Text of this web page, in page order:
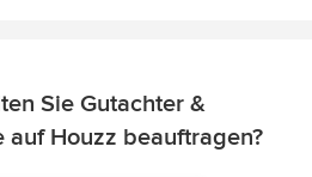
Sie Gutachter &
auf Houzz beauftragen?